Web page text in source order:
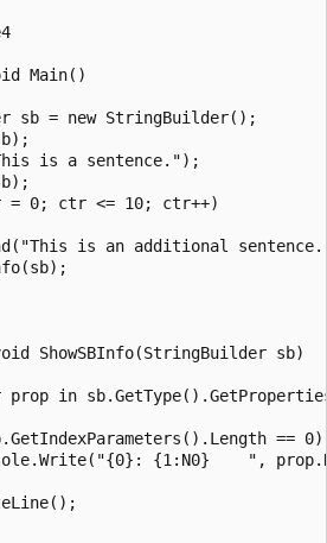
Main()
sb = new StringBuilder();
is a sentence.");
= 0; ctr <= 10; ctr++)
is an additional
ShowSBInfo(StringBuilder sb)
prop in
== 0)
{1:N0}    ",